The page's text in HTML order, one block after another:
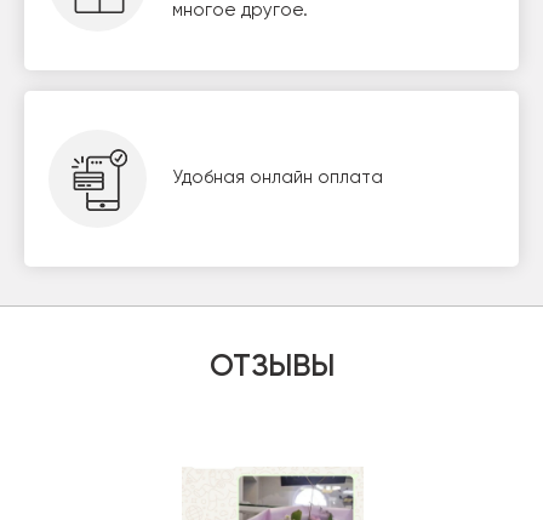
многое другое.
Удобная онлайн оплата
ОТЗЫВЫ